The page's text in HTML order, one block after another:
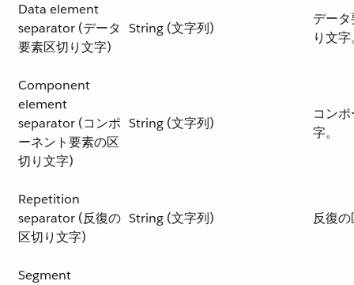
Data element
separator (データ
要素区切り文字)
String (文字列)
デー
り文
Component
element
separator (コンポ
ーネント要素の区
切り文字)
String (文字列)
コン
字。
Repetition
separator (反復の
区切り文字)
String (文字列) 反復
Segment